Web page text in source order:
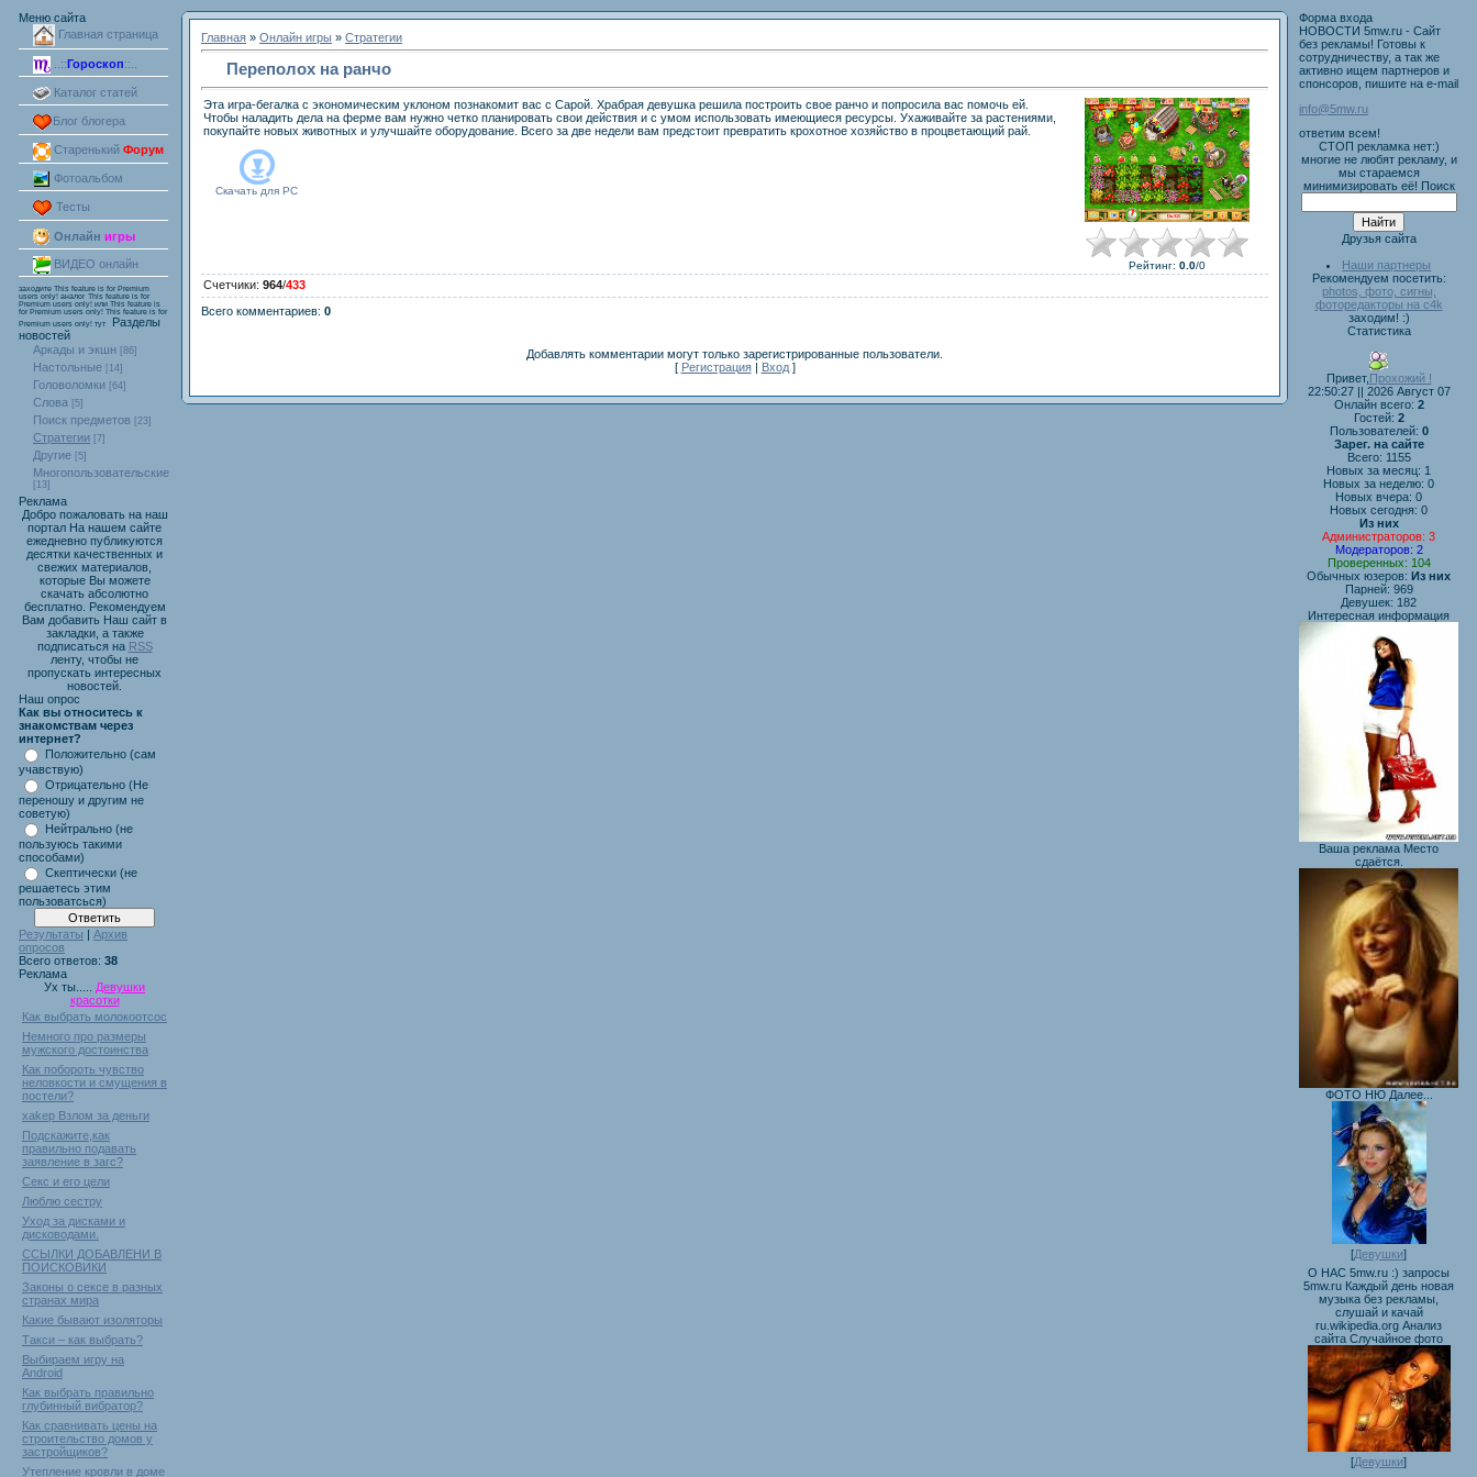
Меню сайта
Главная страница
..:: Гороскоп::..
Каталог статей
Блог блогера
Старенький Форум
Фотоальбом
Тесты
Онлайн игры
ВИДЕО онлайн
заходите This feature is for Premium
users only! аналог This feature is for
Premium users only! или This feature is
for Premium users only! This feature is for
Premium users only! тут
Разделы
новостей
Аркады и экшн
[86]
Настольные [14]
Головоломки [64]
Слова [5]
Поиск предметов [23]
Стратегии [7]
Другие [5]
Многопользовательские
[13]
Реклама
Добро пожаловать на наш
портал На нашем сайте
ежедневно публикуются
десятки качественных и
свежих материалов,
которые Вы можете
скачать абсолютно
бесплатно. Рекомендуем
Вам добавить Наш сайт в
закладки, а также
подписаться на RSS
ленту, чтобы не
пропускать интересных
новостей.
Наш опрос
Как вы относитесь к
знакомствам через
интернет?
Положительно (сам
учавствую)
Отрицательно (Не
переношу и другим не
советую)
Нейтрально (не
пользуюсь такими
способами)
Скептически (не
решаетесь этим
пользоватсься)
Результаты | Архив
опросов
Всего ответов: 38
Реклама
Ух ты..... Девушки
красотки
Как выбрать молокоотсос
Немного про размеры
мужского достоинства
Как побороть чувство
неловкости и смущения в
постели?
xakep Взлом за деньги
Подскажите,как
правильно подавать
заявление в загс?
Секс и его цели
Люблю сестру
Уход за дисками и
дисководами.
ССЫЛКИ ДОБАВЛЕНИ В
ПОИСКОВИКИ
Законы о сексе в разных
странах мира
Какие бывают изоляторы
Такси – как выбрать?
Выбираем игру на
Android
Как выбрать правильно
глубинный вибратор?
Как сравнивать цены на
строительство домов у
застройщиков?
Утепление кровли в доме
Главная » Онлайн игры » Стратегии
Переполох на ранчо
Эта игра-бегалка с экономическим уклоном познакомит вас с Сарой. Храбрая девушка решила построить свое ранчо и попросила вас помочь ей.
Чтобы наладить дела на ферме вам нужно четко планировать свои действия и с умом использовать имеющиеся ресурсы. Ухаживайте за растениями,
покупайте новых животных и улучшайте оборудование. Всего за две недели вам предстоит превратить крохотное хозяйство в процветающий рай.
Скачать для PC
Рейтинг: 0.0/0
Счетчики: 964/433
Всего комментариев: 0
Добавлять комментарии могут только зарегистрированные пользователи.
[ Регистрация| Вход]
Форма входа
НОВОСТИ 5mw.ru - Сайт
без рекламы! Готовы к
сотрудничеству, а так же
активно ищем партнеров и
спонсоров, пишите на e-mail
info@5mw.ru
ответим всем!
СТОП рекламка нет:)
многие не любят рекламу, и
мы стараемся
минимизировать её! Поиск
Друзья сайта
Наши партнеры
Рекомендуем посетить:
photos, фото, сигны,
фоторедакторы на c4k
заходим! :)
Статистика
Привет, Прохожий !
22:50:27 || 2026 Август 07
Онлайн всего: 2
Гостей: 2
Пользователей: 0
Зарег. на сайте
Всего: 1155
Новых за месяц: 1
Новых за неделю: 0
Новых вчера: 0
Новых сегодня: 0
Из них
Администраторов: 3
Модераторов: 2
Проверенных: 104
Обычных юзеров: Из них
Парней: 969
Девушек: 182
Интересная информация
Ваша реклама Место
сдаётся.
ФОТО НЮ Далее...
[Девушки]
О НАС 5mw.ru :) запросы
5mw.ru Каждый день новая
музыка без рекламы,
слушай и качай
ru.wikipedia.org Анализ
сайта Случайное фото
[Девушки]